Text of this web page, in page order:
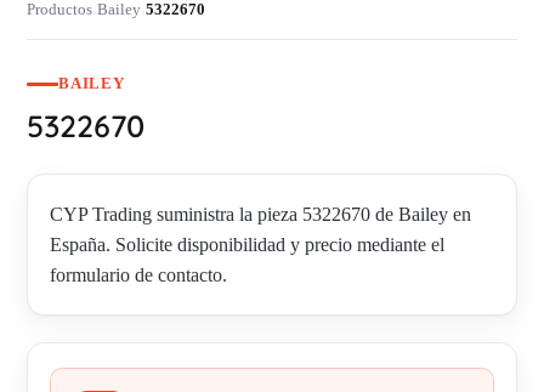
Productos›Bailey›5322670
BAILEY
5322670
CYP Trading suministra la pieza 5322670 de Bailey en
España. Solicite disponibilidad y precio mediante el
formulario de contacto.